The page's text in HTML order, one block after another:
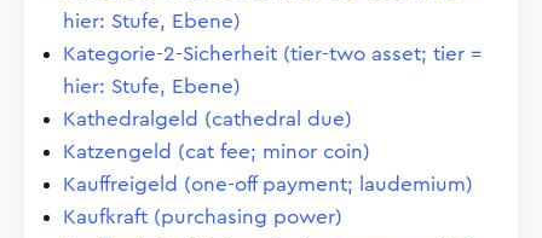
hier: Stufe, Ebene)
Kategorie-2-Sicherheit (tier-two asset; tier =
hier: Stufe, Ebene)
Kathedralgeld (cathedral due)
Katzengeld (cat fee; minor coin)
Kauffreigeld (one-off payment; laudemium)
Kaufkraft (purchasing power)